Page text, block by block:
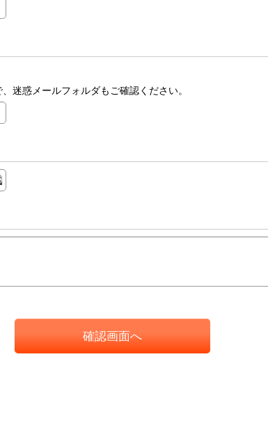
迷惑メールフォルダもご確認ください。
確認画面へ